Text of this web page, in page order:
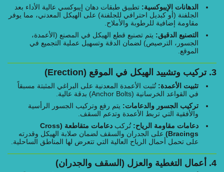
الدهانات الإيبوكسية:تطبيق طبقات دهان إيبوكسي عالية الأداء بعد
الجلفنة (أو كبديل احترافي للجلفنة) على الهيكل المعدني، مما يوفر
مقاومة إضافية للرطوبة والأملاح.
التصنيع الدقيق:يتم تصنيع قطع الهيكل في المصنع (الأعمدة،
الجسور، الترصيص) لضمان الدقة وتسهيل عملية التجميع في
الموقع.
تثبيت الأعمدة:تُثبت الأعمدة المعدنية على البراغي المثبتة مسبقاً
في القواعد الخرسانية (Anchor Bolts) بدقة عالية.
تركيب الجسور والدعامات:يتم رفع وتركيب الجسور الرأسية
والأفقية التي تربط الأعمدة وتدعم السقف.
دعامات مقاومة الرياح:تُركب
دعامات متقاطعة (Cross
Bracings) على الجدران والسقف لضمان صلابة الهيكل وقدرته
على تحمل أحمال الرياح العالية التي تتعرض لها المناطق الساحلية.